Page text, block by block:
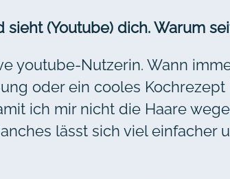
sieht (Youtube) dich. Warum
youtube-Nutzerin. Wann
oder ein cooles
ich mir nicht die Haare
lässt sich viel